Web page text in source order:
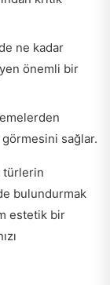
ne kadar
önemli bir
sağlar.
türlerin
bulundurmak
estetik bir